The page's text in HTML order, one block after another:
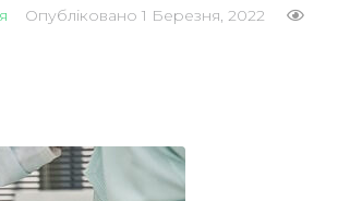
Опубліковано 1 Березня, 2022